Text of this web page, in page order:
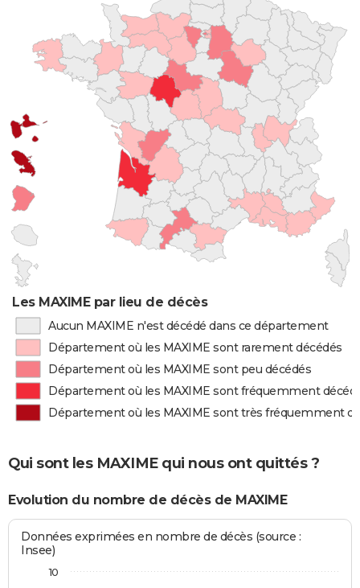
Les MAXIME par lieu de décès
Aucun MAXIME n'est décédé dans ce département
Département où les MAXIME sont rarement décédés
Département où les MAXIME sont peu décédés
Département où les MAXIME sont fréquemment
Département où les MAXIME sont très fréquemment
Qui sont les MAXIME qui nous ont quittés ?
Evolution du nombre de décès de MAXIME
Données exprimées en nombre de décès (source :
Insee)
10